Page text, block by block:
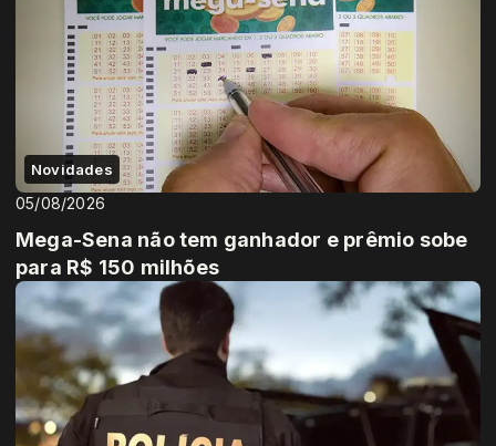
Novidades
05/08/2026
Mega-Sena não tem ganhador e prêmio sobe
para R$ 150 milhões